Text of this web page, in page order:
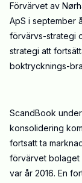
Förvärvet av
ApS i september
förvärvs-strategi
strategi att
boktrycknings-
ScandBook
konsolidering
fortsatt ta
förvärvet bolaget
var år 2016. En